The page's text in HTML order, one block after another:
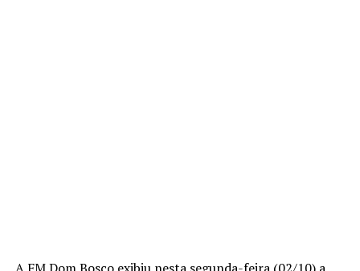
A FM Dom Bosco exibiu nesta segunda-feira (02/10) a